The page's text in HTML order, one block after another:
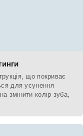
що покриває
для усунення
змінити колір зуба,